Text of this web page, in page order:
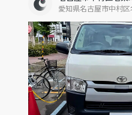
愛知県名古屋市中村